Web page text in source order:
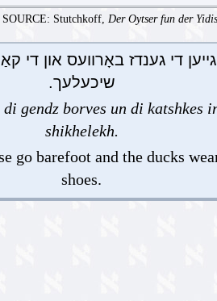
SOURCE: Stutchkoff, Der Oytser fun der
די גענדז באָרוועס און די
שיכעלעך.
gendz borves un di katshkes
shikhelekh.
go barefoot and the ducks
shoes.